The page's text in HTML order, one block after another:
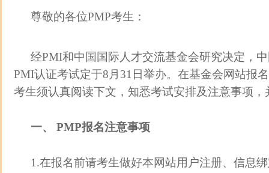
尊敬的各位PMP考生：
经PMI和中国国际人才交流基金会研究决定，
PMI认证考试定于8月31日举办。在基金会网站报
考生须认真阅读下文，知悉考试安排及注意事项
一、 PMP报名注意事项
1.在报名前请考生做好本网站用户注册、信息